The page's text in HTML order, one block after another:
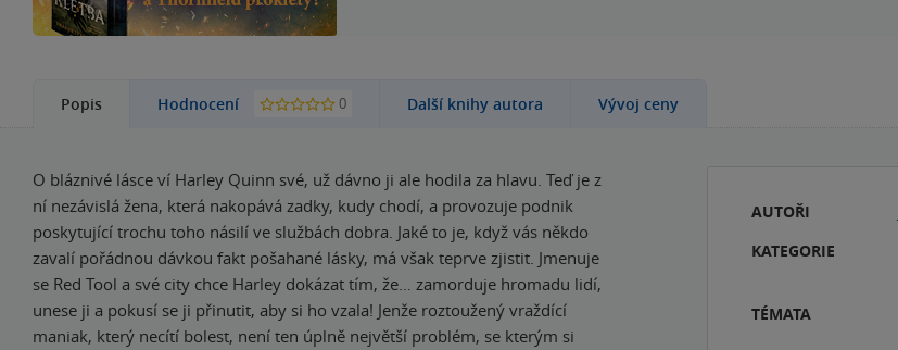
Popis Hodnocení 0 Další knihy autora Vývoj ceny
O bláznivé lásce ví Harley Quinn své, už dávno ji ale hodila za hlavu. Teď je z
ní nezávislá žena, která nakopává zadky, kudy chodí, a provozuje podnik
poskytující trochu toho násilí ve službách dobra. Jaké to je, když vás někdo
zavalí pořádnou dávkou fakt pošahané lásky, má však teprve zjistit. Jmenuje
se Red Tool a své city chce Harley dokázat tím, že… zamorduje hromadu lidí,
unese ji a pokusí se ji přinutit, aby si ho vzala! Jenže roztoužený vraždící
maniak, který necítí bolest, není ten úplně největší problém, se kterým si
AUTOŘI
KATEGORIE
TÉMATA